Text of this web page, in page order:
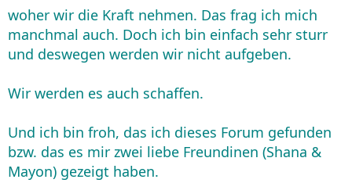
woher wir die Kraft nehmen. Das frag ich mich
manchmal auch. Doch ich bin einfach sehr sturr
und deswegen werden wir nicht aufgeben.
Wir werden es auch schaffen.
Und ich bin froh, das ich dieses Forum gefunden
bzw. das es mir zwei liebe Freundinen (Shana &
Mayon) gezeigt haben.